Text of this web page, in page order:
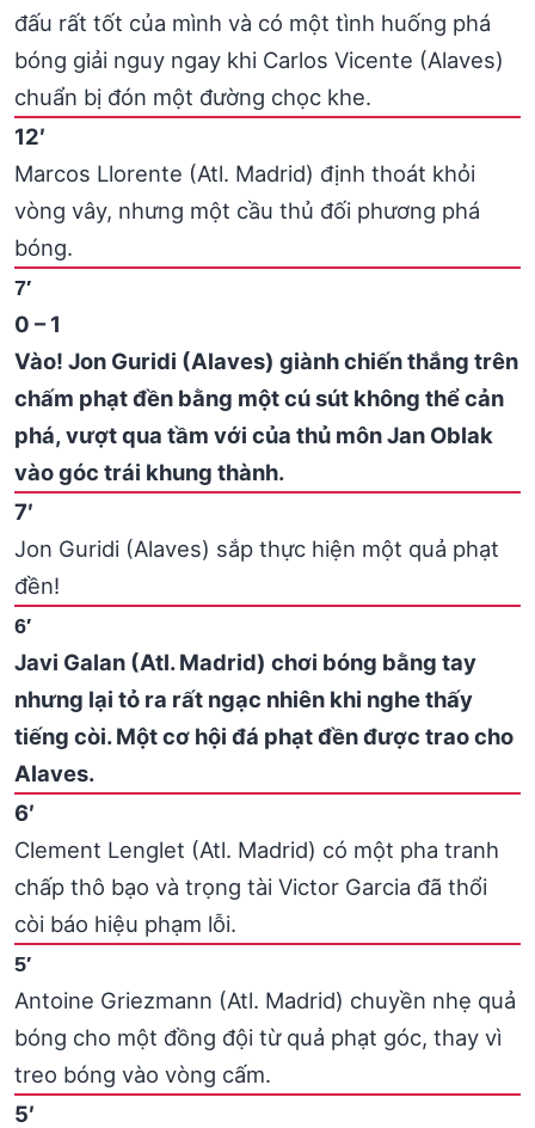
đấu rất tốt của mình và có một tình huống phá
bóng giải nguy ngay khi Carlos Vicente (Alaves)
chuẩn bị đón một đường chọc khe.
12′
Marcos Llorente (Atl. Madrid) định thoát khỏi
vòng vây, nhưng một cầu thủ đối phương phá
bóng.
7′
0 – 1
Vào! Jon Guridi (Alaves) giành chiến thắng trên
chấm phạt đền bằng một cú sút không thể cản
phá, vượt qua tầm với của thủ môn Jan Oblak
vào góc trái khung thành.
7′
Jon Guridi (Alaves) sắp thực hiện một quả phạt
đền!
6′
Javi Galan (Atl. Madrid) chơi bóng bằng tay
nhưng lại tỏ ra rất ngạc nhiên khi nghe thấy
tiếng còi. Một cơ hội đá phạt đền được trao cho
Alaves.
6′
Clement Lenglet (Atl. Madrid) có một pha tranh
chấp thô bạo và trọng tài Victor Garcia đã thổi
còi báo hiệu phạm lỗi.
5′
Antoine Griezmann (Atl. Madrid) chuyền nhẹ quả
bóng cho một đồng đội từ quả phạt góc, thay vì
treo bóng vào vòng cấm.
5′